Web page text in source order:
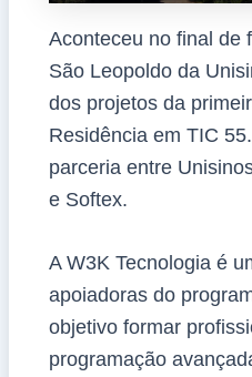
Aconteceu no final de
São Leopoldo da
dos projetos da
Residência em TIC
parceria entre
e Softex.
A W3K Tecnologia é
apoiadoras do
objetivo formar
programação